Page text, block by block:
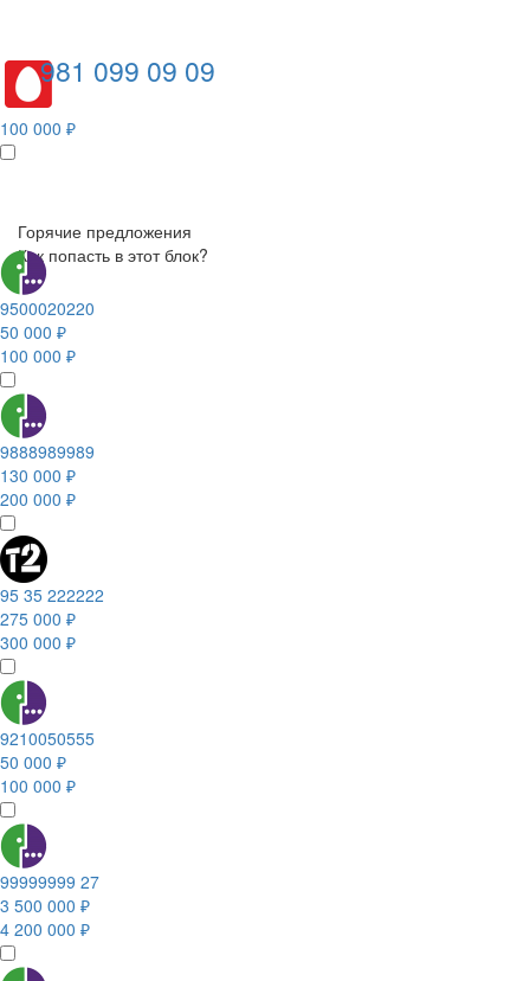
981 099 09 09
100 000 ₽
Горячие предложения
Как попасть в этот блок?
9500020220
50 000 ₽
100 000 ₽
9888989989
130 000 ₽
200 000 ₽
95 35 222222
275 000 ₽
300 000 ₽
9210050555
50 000 ₽
100 000 ₽
99999999 27
3 500 000 ₽
4 200 000 ₽